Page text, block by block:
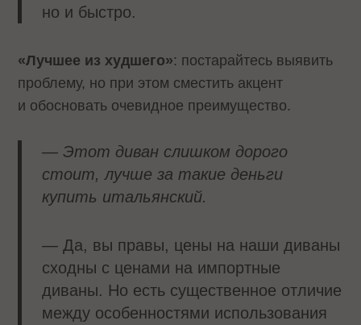
но и быстро.
«Лучшее из худшего»: постарайтесь выявить
проблему, но при этом сместить акцент
и обосновать очевидное преимущество.
— Этот диван слишком дорого
стоит, лучше за такие деньги
купить итальянский.
— Да, вы правы, цены на наши диваны
сходны с ценами на импортные
диваны. Но есть существенное отличие
между особенностями использования